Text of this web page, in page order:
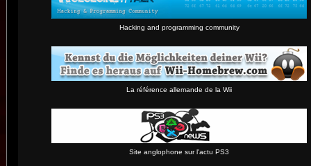
Hacking and programming community
La référence allemande de la Wii
Site anglophone sur l'actu PS3